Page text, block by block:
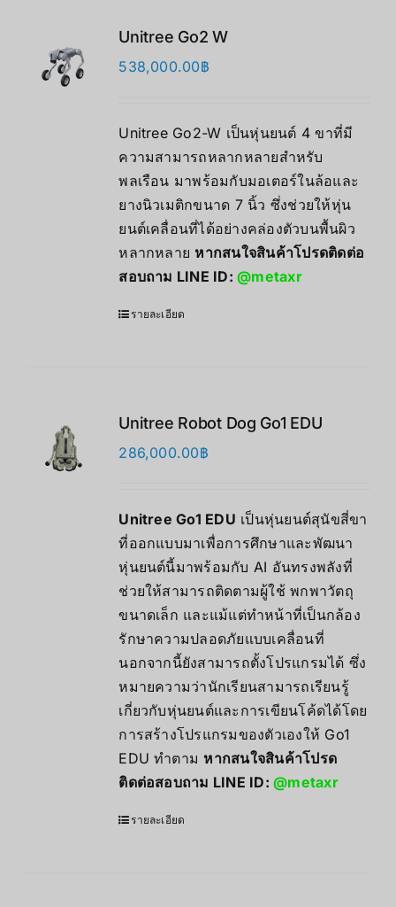
Unitree Go2 W
538,000.00฿
Unitree Go2-W เป็นหุ่นยนต์ 4 ขาที่มี
ความสามารถหลากหลายสำหรับ
พลเรือน มาพร้อมกับมอเตอร์ในล้อและ
ยางนิวเมติกขนาด 7 นิ้ว ซึ่งช่วยให้หุ่น
ยนต์เคลื่อนที่ได้อย่างคล่องตัวบนพื้นผิว
หลากหลาย หากสนใจสินค้าโปรดติดต่อ
สอบถาม LINE ID:@metaxr
รายละเอียด
Unitree Robot Dog Go1 EDU
286,000.00฿
Unitree Go1 EDU เป็นหุ่นยนต์สุนัขสี่ขา
ที่ออกแบบมาเพื่อการศึกษาและพัฒนา
หุ่นยนต์นี้มาพร้อมกับ AI อันทรงพลังที่
ช่วยให้สามารถติดตามผู้ใช้ พกพาวัตถุ
ขนาดเล็ก และแม้แต่ทำหน้าที่เป็นกล้อง
รักษาความปลอดภัยแบบเคลื่อนที่
นอกจากนี้ยังสามารถตั้งโปรแกรมได้ ซึ่ง
หมายความว่านักเรียนสามารถเรียนรู้
เกี่ยวกับหุ่นยนต์และการเขียนโค้ดได้โดย
การสร้างโปรแกรมของตัวเองให้ Go1
EDU ทำตาม หากสนใจสินค้าโปรด
ติดต่อสอบถาม LINE ID:@metaxr
รายละเอียด